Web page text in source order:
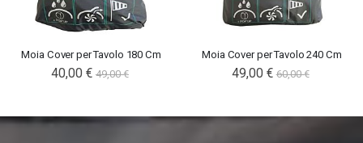
Moia Cover per Tavolo 180 Cm
Special
Price
40,00 € 49,00 €
Moia Cover per Tavolo 240 Cm
Special
Price
49,00 € 60,00 €